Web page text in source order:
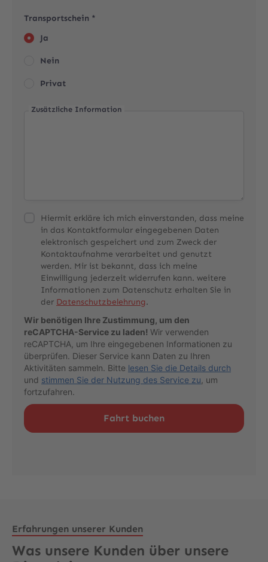
Transportschein *
Ja
Nein
Privat
Zusätzliche Information
Hiermit erkläre ich mich einverstanden, dass meine
in das Kontaktformular eingegebenen Daten
elektronisch gespeichert und zum Zweck der
Kontaktaufnahme verarbeitet und genutzt
werden. Mir ist bekannt, dass ich meine
Einwilligung jederzeit widerrufen kann. weitere
Informationen zum Datenschutz erhalten Sie in
der Datenschutzbelehrung.
Wir benötigen Ihre Zustimmung, um den
reCAPTCHA-Service zu laden! Wir verwenden
reCAPTCHA, um Ihre eingegebenen Informationen zu
überprüfen. Dieser Service kann Daten zu Ihren
Aktivitäten sammeln. Bitte lesen Sie die Details durch
und stimmen Sie der Nutzung des Service zu , um
fortzufahren.
Erfahrungen unserer Kunden
Was unsere Kunden über unsere